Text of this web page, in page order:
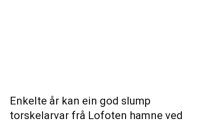
Enkelte år kan ein god slump
torskelarvar frå Lofoten hamne ved